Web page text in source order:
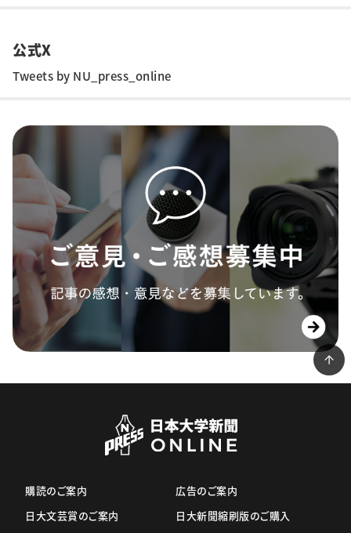
公式X
Tweets by NU_press_online
購読のご案内
日大文芸賞のご案内
広告のご案内
日大新聞縮刷版のご購入